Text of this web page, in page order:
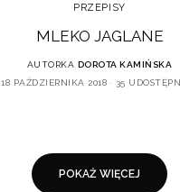
PRZEPISY
MLEKO JAGLANE
AUTORKA DOROTA KAMIŃSKA
18 PAŹDZIERNIKA 2018
35
POKAŻ WIĘCEJ